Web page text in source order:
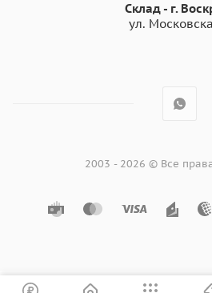
Склад - г.
ул.
2003 - 2026 © Все